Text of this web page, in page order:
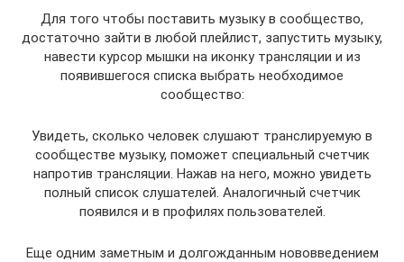
Для того чтобы поставить музыку в сообщество,
достаточно зайти в любой плейлист, запустить музыку,
навести курсор мышки на иконку трансляции и из
появившегося списка выбрать необходимое
сообщество:
Увидеть, сколько человек слушают транслируемую в
сообществе музыку, поможет специальный счетчик
напротив трансляции. Нажав на него, можно увидеть
полный список слушателей. Аналогичный счетчик
появился и в профилях пользователей.
Еще одним заметным и долгожданным нововведением